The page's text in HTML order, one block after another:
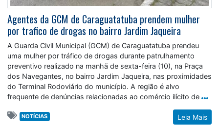
Agentes da GCM de Caraguatatuba prendem mulher
por trafico de drogas no bairro Jardim Jaqueira
A Guarda Civil Municipal (GCM) de Caraguatatuba prendeu
uma mulher por tráfico de drogas durante patrulhamento
preventivo realizado na manhã de sexta-feira (10), na Praça
dos Navegantes, no bairro Jardim Jaqueira, nas proximidades
do Terminal Rodoviário do município. A região é alvo
frequente de denúncias relacionadas ao comércio ilícito de
Leia Mais
NOTÍCIAS